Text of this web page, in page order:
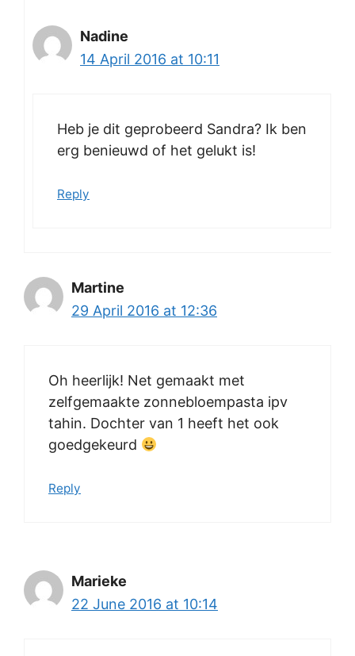
Nadine
14 April 2016 at 10:11
Heb je dit geprobeerd Sandra? Ik ben
erg benieuwd of het gelukt is!
Reply
Martine
29 April 2016 at 12:36
Oh heerlijk! Net gemaakt met
zelfgemaakte zonnebloempasta ipv
tahin. Dochter van 1 heeft het ook
goedgekeurd
Reply
Marieke
22 June 2016 at 10:14